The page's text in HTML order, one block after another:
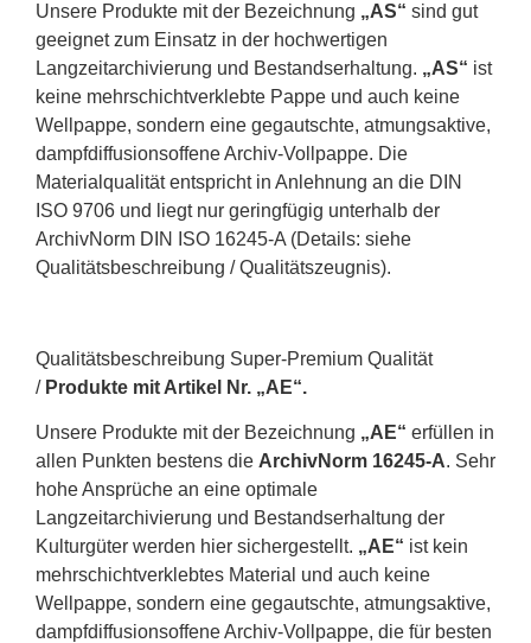
Unsere Produkte mit der Bezeichnung „AS“ sind gut
geeignet zum Einsatz in der hochwertigen
Langzeitarchivierung und Bestandserhaltung. „AS“ ist
keine mehrschichtverklebte Pappe und auch keine
Wellpappe, sondern eine gegautschte, atmungsaktive,
dampfdiffusionsoffene Archiv-Vollpappe. Die
Materialqualität entspricht in Anlehnung an die DIN
ISO 9706 und liegt nur geringfügig unterhalb der
ArchivNorm DIN ISO 16245-A (Details: siehe
Qualitätsbeschreibung / Qualitätszeugnis).
Qualitätsbeschreibung Super-Premium Qualität
/ Produkte mit Artikel Nr. „AE“.
Unsere Produkte mit der Bezeichnung „AE“ erfüllen in
allen Punkten bestens die ArchivNorm 16245-A. Sehr
hohe Ansprüche an eine optimale
Langzeitarchivierung und Bestandserhaltung der
Kulturgüter werden hier sichergestellt. „AE“ ist kein
mehrschichtverklebtes Material und auch keine
Wellpappe, sondern eine gegautschte, atmungsaktive,
dampfdiffusionsoffene Archiv-Vollpappe, die für besten